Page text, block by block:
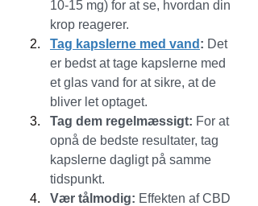
10-15 mg) for at se, hvordan din
krop reagerer.
Tag kapslerne med vand : Det
er bedst at tage kapslerne med
et glas vand for at sikre, at de
bliver let optaget.
Tag dem regelmæssigt: For at
opnå de bedste resultater, tag
kapslerne dagligt på samme
tidspunkt.
Vær tålmodig: Effekten af CBD